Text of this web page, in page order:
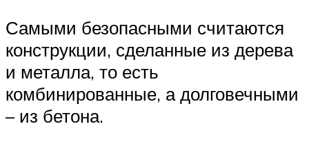
Самыми безопасными считаются
конструкции, сделанные из дерева
и металла, то есть
комбинированные, а долговечными
– из бетона.